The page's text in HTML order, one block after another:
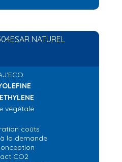
NATUREL
végétale
coûts
la demande
CO2